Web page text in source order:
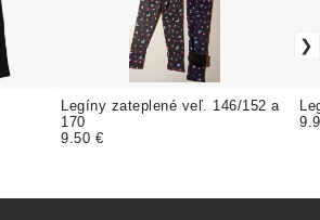
Legíny zateplené veľ. 146/152 a
170
9.50 €